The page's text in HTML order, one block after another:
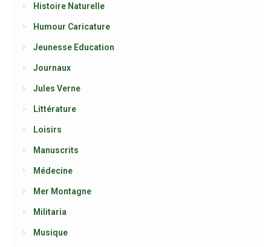
Histoire Naturelle
Humour Caricature
Jeunesse Education
Journaux
Jules Verne
Littérature
Loisirs
Manuscrits
Médecine
Mer Montagne
Militaria
Musique